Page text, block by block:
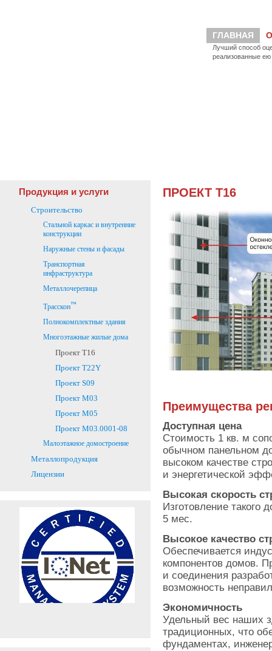
ГЛАВНАЯ
Лучший способ
реализованные ею
Продукция и услуги
Строительство
Стальной каркас и внутренние
конструкции
Наружные стены и фасады
Транспортная
инфраструктура
Металлочерепица
Трасскон™
Полнокомплектные здания
Многоэтажные жилые дома
Проект Т16
Проект T22Y
Проект S09
Проект M03
Проект M05
Проект M03.0001-08
Малоэтажное домостроение
Металлопродукция
Лицензии
ПРОЕКТ Т16
Преимущества
Доступная цена
Стоимость 1 кв. м
обычном панельном
высоком качестве
и энергетической
Высокая скорость
Изготовление
5 мес.
Высокое качество
Обеспечивается
компонентов домов.
и соединения
возможность
Экономичность
Удельный вес наших
традиционных, что
фундаментах,